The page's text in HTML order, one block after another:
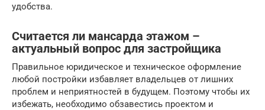
удобства.
Считается ли мансарда этажом –
актуальный вопрос для застройщика
Правильное юридическое и техническое оформление
любой постройки избавляет владельцев от лишних
проблем и неприятностей в будущем. Поэтому чтобы их
избежать, необходимо обзавестись проектом и